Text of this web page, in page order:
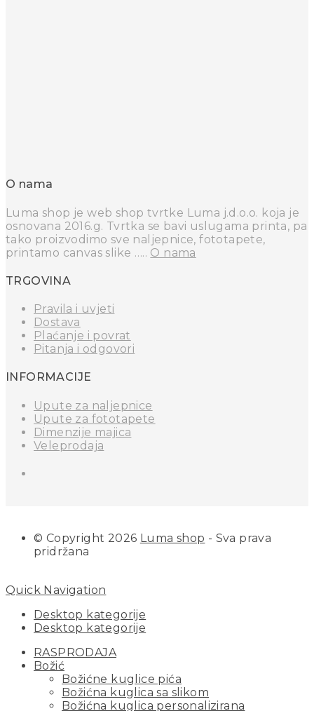
O nama
Luma shop je web shop tvrtke Luma j.d.o.o. koja je
osnovana 2016.g. Tvrtka se bavi uslugama printa, pa
tako proizvodimo sve naljepnice, fototapete,
printamo canvas slike ….. O nama
TRGOVINA
Pravila i uvjeti
Dostava
Plaćanje i povrat
Pitanja i odgovori
INFORMACIJE
Upute za naljepnice
Upute za fototapete
Dimenzije majica
Veleprodaja
© Copyright 2026 Luma shop - Sva prava
pridržana
Quick Navigation
Desktop kategorije
Desktop kategorije
RASPRODAJA
Božić
Božićne kuglice pića
Božićna kuglica sa slikom
Božićna kuglica personalizirana